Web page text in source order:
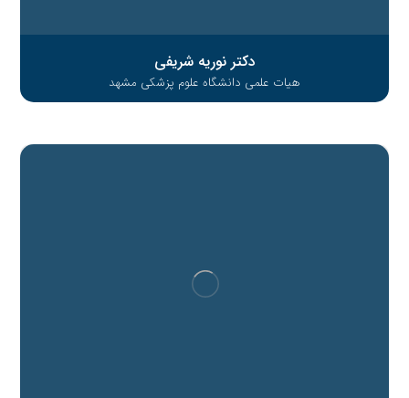
دکتر نوریه شریفی
هیات علمی دانشگاه علوم پزشکی مشهد